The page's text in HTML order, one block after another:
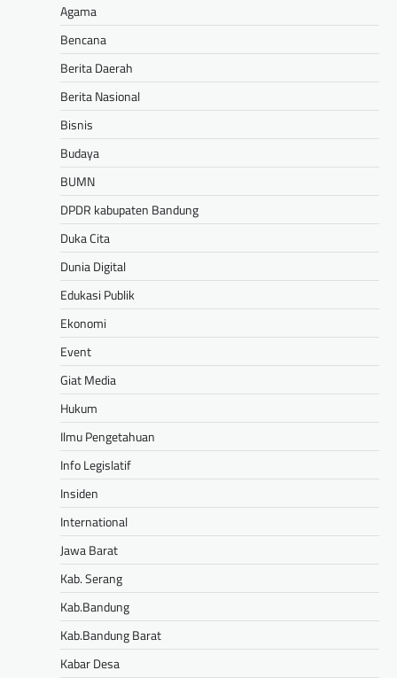
Agama
Bencana
Berita Daerah
Berita Nasional
Bisnis
Budaya
BUMN
DPDR kabupaten Bandung
Duka Cita
Dunia Digital
Edukasi Publik
Ekonomi
Event
Giat Media
Hukum
Ilmu Pengetahuan
Info Legislatif
Insiden
International
Jawa Barat
Kab. Serang
Kab.Bandung
Kab.Bandung Barat
Kabar Desa